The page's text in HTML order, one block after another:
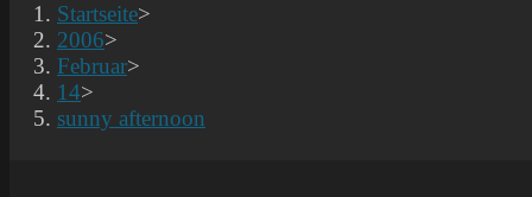
Startseite>
2006>
Februar>
14>
sunny afternoon